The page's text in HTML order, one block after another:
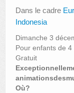
Dans le cadre
Indonesia
Dimanche 3
Pour enfants de
Gratuit
Où?